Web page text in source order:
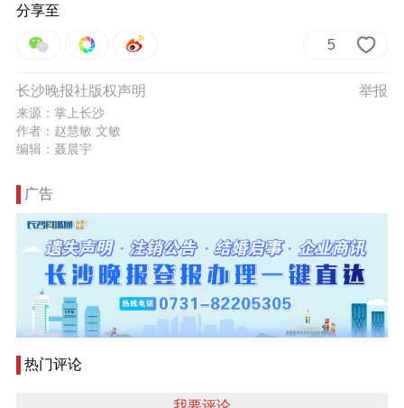
分享至
5
举报
长沙晚报社版权声明
来源：掌上长沙
作者：赵慧敏 文敏
编辑：聂晨宇
广告
热门评论